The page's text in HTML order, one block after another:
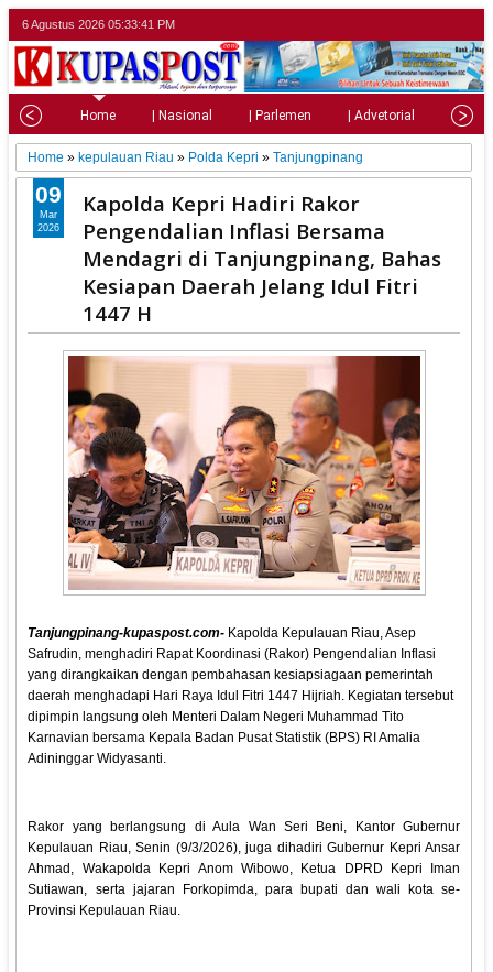
6 Agustus 2026 05:33:43 PM
Home | Nasional | Parlemen | Advetorial |
Home » kepulauan Riau » Polda Kepri »Tanjungpinang
Kapolda Kepri Hadiri Rakor
Pengendalian Inflasi Bersama
Mendagri di Tanjungpinang, Bahas
Kesiapan Daerah Jelang Idul Fitri
1447 H
Tanjungpinang-kupaspost.com- Kapolda Kepulauan Riau, Asep
Safrudin, menghadiri Rapat Koordinasi (Rakor) Pengendalian Inflasi
yang dirangkaikan dengan pembahasan kesiapsiagaan pemerintah
daerah menghadapi Hari Raya Idul Fitri 1447 Hijriah. Kegiatan tersebut
dipimpin langsung oleh Menteri Dalam Negeri Muhammad Tito
Karnavian bersama Kepala Badan Pusat Statistik (BPS) RI Amalia
Adininggar Widyasanti.
Rakor yang berlangsung di Aula Wan Seri Beni, Kantor Gubernur
Kepulauan Riau, Senin (9/3/2026), juga dihadiri Gubernur Kepri Ansar
Ahmad, Wakapolda Kepri Anom Wibowo, Ketua DPRD Kepri Iman
Sutiawan, serta jajaran Forkopimda, para bupati dan wali kota se-
Provinsi Kepulauan Riau.
09
Mar
2026